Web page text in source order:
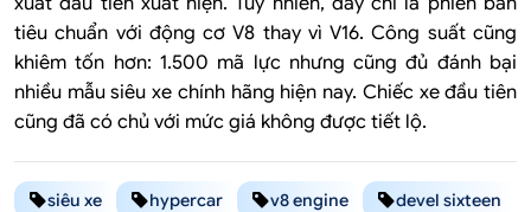
tiêu chuẩn với động cơ V8 thay vì V16. Công suất cũng
khiêm tốn hơn: 1.500 mã lực nhưng cũng đủ đánh bại
nhiều mẫu siêu xe chính hãng hiện nay. Chiếc xe đầu tiên
cũng đã có chủ với mức giá không được tiết lộ.
siêu xe hypercar v8 engine
devel sixteen